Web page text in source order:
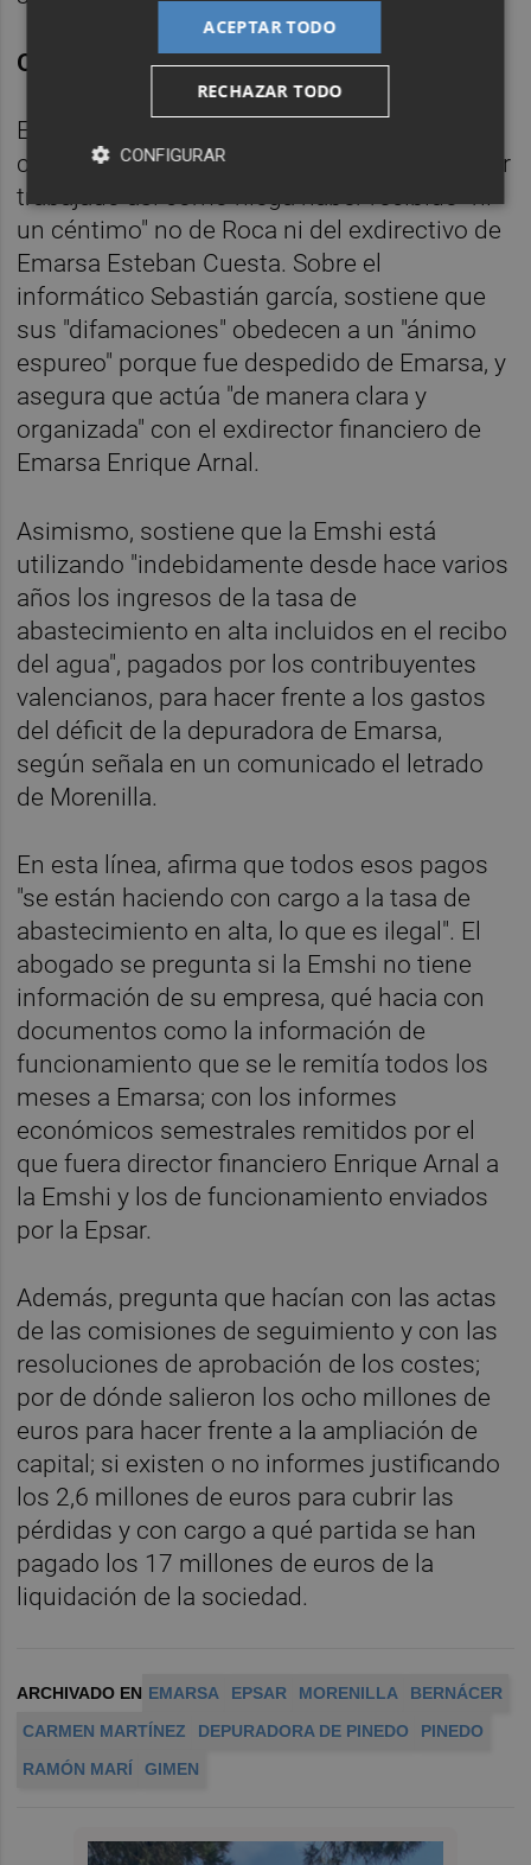
OTROS IMPUTADOS
El exgerente niega conocer a imputados
como Jorge Roca, con quien afirma no haber
trabajado así como niega haber recibido "ni
un céntimo" no de Roca ni del exdirectivo de
Emarsa Esteban Cuesta. Sobre el
informático Sebastián garcía, sostiene que
sus "difamaciones" obedecen a un "ánimo
espureo" porque fue despedido de Emarsa, y
asegura que actúa "de manera clara y
organizada" con el exdirector financiero de
Emarsa Enrique Arnal.
Asimismo, sostiene que la Emshi está
utilizando "indebidamente desde hace varios
años los ingresos de la tasa de
abastecimiento en alta incluidos en el recibo
del agua", pagados por los contribuyentes
valencianos, para hacer frente a los gastos
del déficit de la depuradora de Emarsa,
según señala en un comunicado el letrado
de Morenilla.
En esta línea, afirma que todos esos pagos
"se están haciendo con cargo a la tasa de
abastecimiento en alta, lo que es ilegal". El
abogado se pregunta si la Emshi no tiene
información de su empresa, qué hacia con
documentos como la información de
funcionamiento que se le remitía todos los
meses a Emarsa; con los informes
económicos semestrales remitidos por el
que fuera director financiero Enrique Arnal a
la Emshi y los de funcionamiento enviados
por la Epsar.
Además, pregunta que hacían con las actas
de las comisiones de seguimiento y con las
resoluciones de aprobación de los costes;
por de dónde salieron los ocho millones de
euros para hacer frente a la ampliación de
capital; si existen o no informes justificando
los 2,6 millones de euros para cubrir las
pérdidas y con cargo a qué partida se han
pagado los 17 millones de euros de la
liquidación de la sociedad.
ARCHIVADO EN EMARSA EPSAR MORENILLA
BERNÁCER
CARMEN MARTÍNEZ
DEPURADORA DE PINEDO
PINEDO
RAMÓN MARÍ
GIMEN
ACEPTAR TODO
RECHAZAR TODO
CONFIGURAR